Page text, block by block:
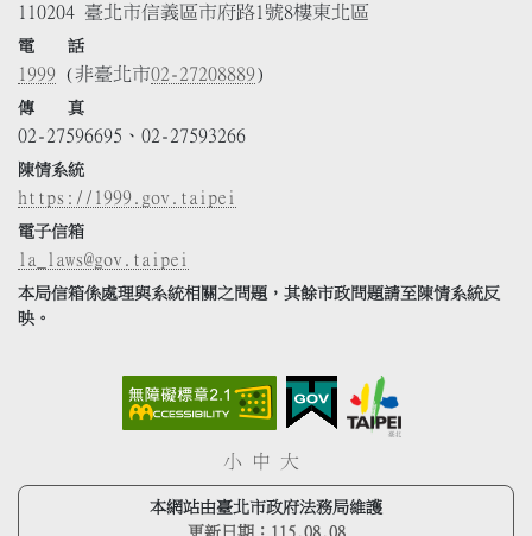
110204 臺北市信義區市府路1號8樓東北區
電 話
1999 (非臺北市02-27208889)
傳 真
02-27596695、02-27593266
陳情系統
https://1999.gov.taipei
電子信箱
la_laws@gov.taipei
本局信箱係處理與系統相關之問題，其餘市政問題請至陳情系統反
映。
小 中 大
本網站由臺北市政府法務局維護
更新日期： 115.08.08